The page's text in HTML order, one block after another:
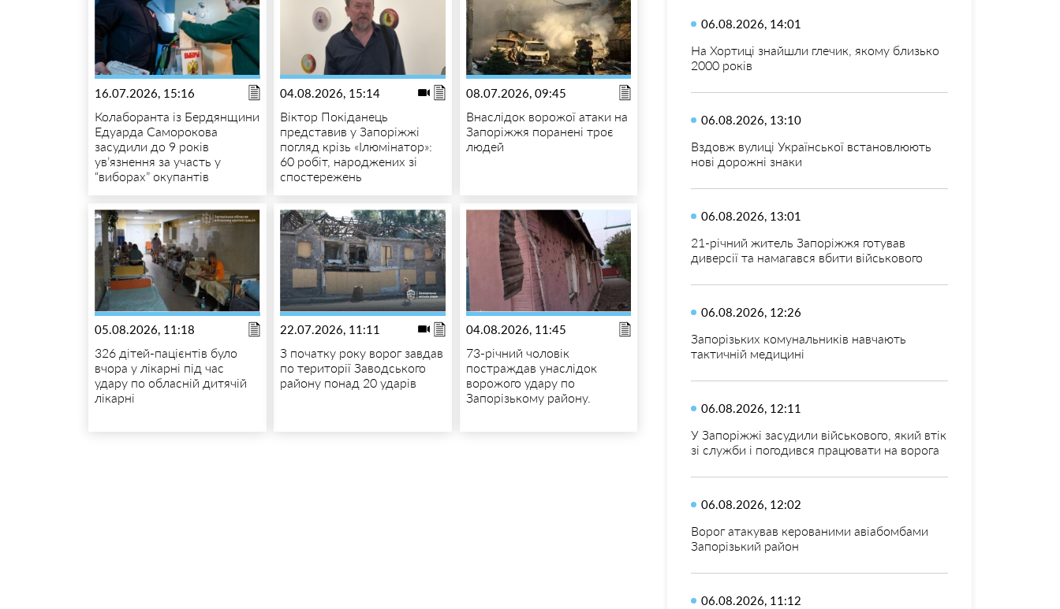
16.07.2026, 15:16
Колаборанта із Бердянщини
Едуарда Саморокова
засудили до 9 років
ув’язнення за участь у
“виборах” окупантів
04.08.2026, 15:14
Віктор Покіданець
представив у Запоріжжі
погляд крізь «Ілюмінатор»:
60 робіт, народжених зі
спостережень
08.07.2026, 09:45
Внаслідок ворожої атаки на
Запоріжжя поранені троє
людей
05.08.2026, 11:18
326 дітей-пацієнтів було
вчора у лікарні під час
удару по обласній дитячій
лікарні
22.07.2026, 11:11
З початку року ворог завдав
по території Заводського
району понад 20 ударів
04.08.2026, 11:45
73-річний чоловік
постраждав унаслідок
ворожого удару по
Запорізькому району.
06.08.2026, 14:01
На Хортиці знайшли глечик, якому близько
2000 років
06.08.2026, 13:10
Вздовж вулиці Української встановлюють
нові дорожні знаки
06.08.2026, 13:01
21-річний житель Запоріжжя готував
диверсії та намагався вбити військового
06.08.2026, 12:26
Запорізьких комунальників навчають
тактичній медицині
06.08.2026, 12:11
У Запоріжжі засудили військового, який втік
зі служби і погодився працювати на ворога
06.08.2026, 12:02
Ворог атакував керованими авіабомбами
Запорізький район
06.08.2026, 11:12